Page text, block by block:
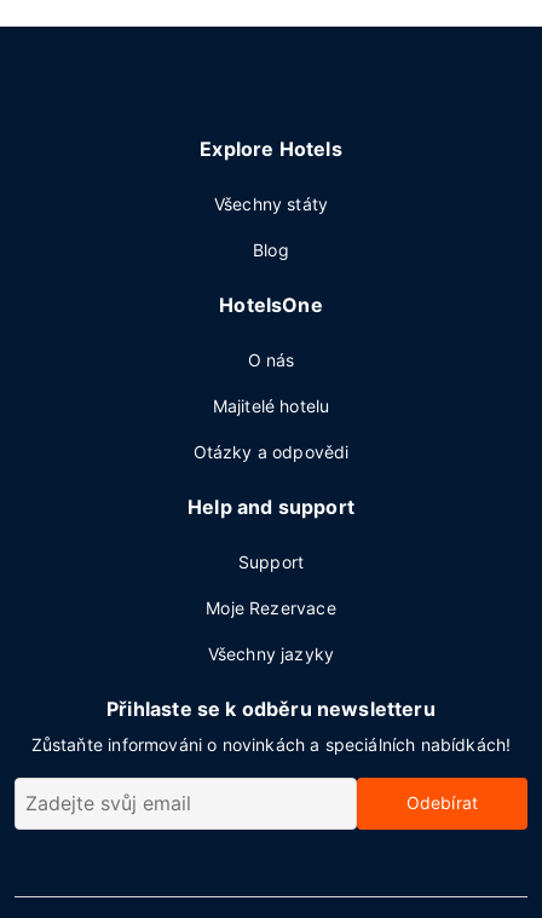
Explore Hotels
Všechny státy
Blog
HotelsOne
O nás
Majitelé hotelu
Otázky a odpovědi
Help and support
Support
Moje Rezervace
Všechny jazyky
Přihlaste se k odběru newsletteru
Zůstaňte informováni o novinkách a speciálních nabídkách!
Odebírat